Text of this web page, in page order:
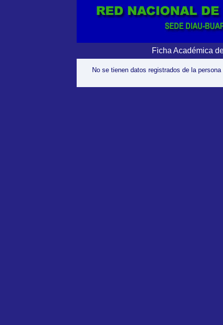
Ficha Académica
No se tienen datos registrados de la persona